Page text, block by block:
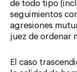
de todo tipo
seguimientos
agresiones
juez de ordenar
El caso